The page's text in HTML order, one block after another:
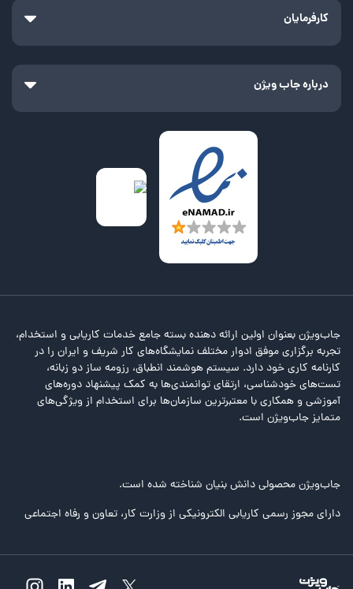
کارفرمایان
درباره جاب ویژن
جاب‌ویژن بعنوان اولین ارائه دهنده بسته جامع خدمات کاریابی و استخدام،
تجربه برگزاری موفق ادوار مختلف نمایشگاه‌های کار شریف و ایران را در
کارنامه کاری خود دارد. سیستم هوشمند انطباق، رزومه ساز دو زبانه،
تست‌های خودشناسی، ارتقای توانمندی‌ها به کمک پیشنهاد دوره‌های
آموزشی و همکاری با معتبرترین سازمان‌ها برای استخدام از ویژگی‌های
متمایز جاب‌ویژن است.
جاب‌ویژن محصولی دانش بنیان شناخته شده است.
دارای مجوز رسمی کاریابی الکترونیکی از وزارت کار، تعاون و رفاه اجتماعی